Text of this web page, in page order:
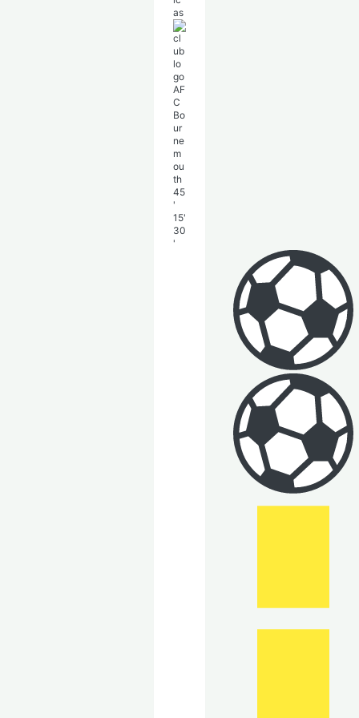
as
AF
C
Bo
ur
ne
m
ou
th
45
'
15'
30
'